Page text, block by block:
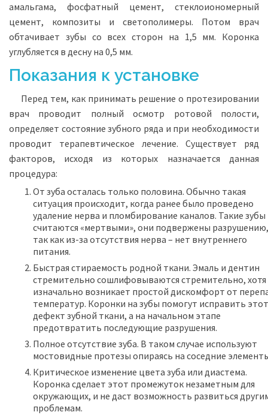
амальгама, фосфатный цемент, стеклоиономерный
цемент, композиты и светополимеры. Потом врач
обтачивает зубы со всех сторон на 1,5 мм. Коронка
углубляется в десну на 0,5 мм.
Показания к установке
Перед тем, как принимать решение о протезировании
врач проводит полный осмотр ротовой полости,
определяет состояние зубного ряда и при необходимости
проводит терапевтическое лечение. Существует ряд
факторов, исходя из которых назначается данная
процедура:
От зуба осталась только половина. Обычно такая
ситуация происходит, когда ранее было проведено
удаление нерва и пломбирование каналов. Такие зубы
считаются «мертвыми», они подвержены разрушению,
так как из-за отсутствия нерва – нет внутреннего
питания.
Быстрая стираемость родной ткани. Эмаль и дентин
стремительно сошлифовываются стремительно, хотя
изначально возникает простой дискомфорт от
температур. Коронки на зубы помогут исправить этот
дефект зубной ткани, а на начальном этапе
предотвратить последующие разрушения.
Полное отсутствие зуба. В таком случае используют
мостовидные протезы опираясь на соседние
Критическое изменение цвета зуба или диастема.
Коронка сделает этот промежуток незаметным для
окружающих, и не даст возможность развиться
проблемам.